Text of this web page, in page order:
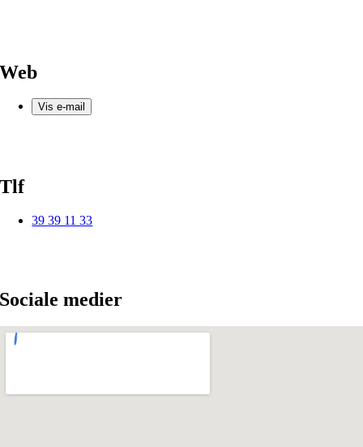
Web
Vis e-mail
Tlf
39 39 11 33
Sociale medier